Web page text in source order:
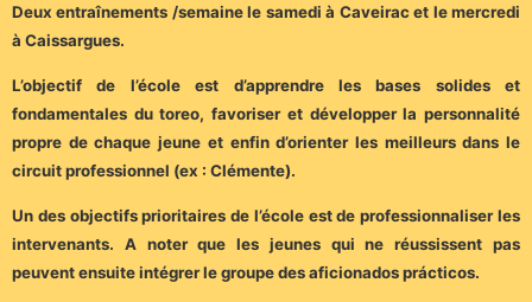
Deux entraînements /semaine le samedi à Caveirac et le mercredi
à Caissargues.
L’objectif de l’école est d’apprendre les bases solides et
fondamentales du toreo, favoriser et développer la personnalité
propre de chaque jeune et enfin d’orienter les meilleurs dans le
circuit professionnel (ex : Clémente).
Un des objectifs prioritaires de l’école est de professionnaliser les
intervenants. A noter que les jeunes qui ne réussissent pas
peuvent ensuite intégrer le groupe des aficionados prácticos.